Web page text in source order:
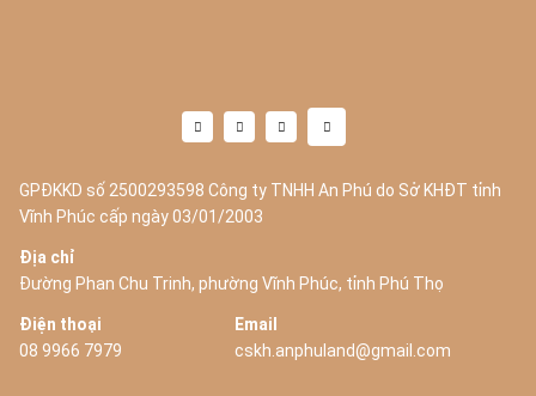
GPĐKKD số 2500293598 Công ty TNHH An Phú do Sở KHĐT tỉnh
Vĩnh Phúc cấp ngày 03/01/2003
Địa chỉ
Đường Phan Chu Trinh, phường Vĩnh Phúc, tỉnh Phú Thọ
Điện thoại
08 9966 7979
Email
cskh.anphuland@gmail.com